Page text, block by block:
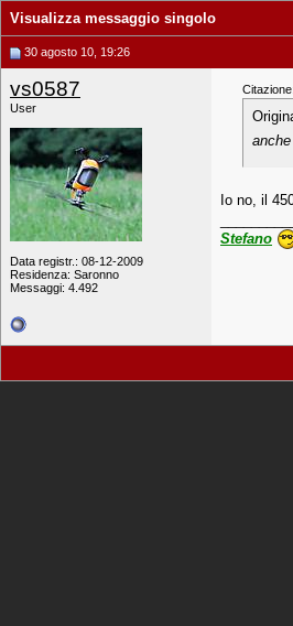
Visualizza messaggio singolo
30 agosto 10, 19:26
vs0587
User
Data registr.: 08-12-2009
Residenza: Saronno
Messaggi: 4.492
Citazione:
Io no, il
Stefano